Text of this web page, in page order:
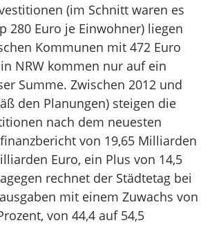
(im Schnitt waren es
280 Euro je Einwohner) liegen
Kommunen mit 472 Euro
NRW kommen nur auf ein
Summe. Zwischen 2012 und
den Planungen) steigen die
nach dem neuesten
von 19,65 Milliarden
Euro, ein Plus von 14,5
rechnet der Städtetag bei
mit einem Zuwachs von
von 44,4 auf 54,5